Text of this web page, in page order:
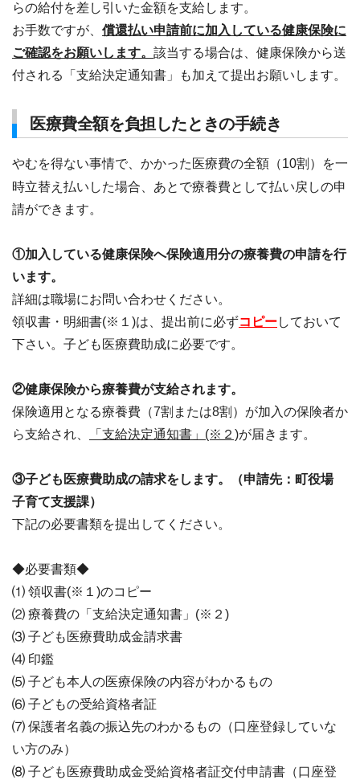
らの給付を差し引いた金額を支給します。
お手数ですが、 償還払い申請前に加入している健康保険に
ご確認をお願いします。 該当する場合は、健康保険から送
付される「支給決定通知書」も加えて提出お願いします。
医療費全額を負担したときの手続き
やむを得ない事情で、かかった医療費の全額（10割）を一
時立替え払いした場合、あとで療養費として払い戻しの申
請ができます。
①加入している健康保険へ保険適用分の療養費の申請を行
います。
詳細は職場にお問い合わせください。
領収書・明細書(※１)は、提出前に必ずコピーしておいて
下さい。子ども医療費助成に必要です。
②健康保険から療養費が支給されます。
保険適用となる療養費（7割または8割）が加入の保険者か
ら支給され、
「支給決定通知書」(※２)が届きます。
③子ども医療費助成の請求をします。（申請先：町役場
子育て支援課）
下記の必要書類を提出してください。
◆必要書類◆
⑴ 領収書(※１)のコピー
⑵ 療養費の「支給決定通知書」(※２)
⑶ 子ども医療費助成金請求書
⑷ 印鑑
⑸ 子ども本人の医療保険の内容がわかるもの
⑹ 子どもの受給資格者証
⑺ 保護者名義の振込先のわかるもの（口座登録していな
い方のみ）
⑻ 子ども医療費助成金受給資格者証交付申請書（口座登